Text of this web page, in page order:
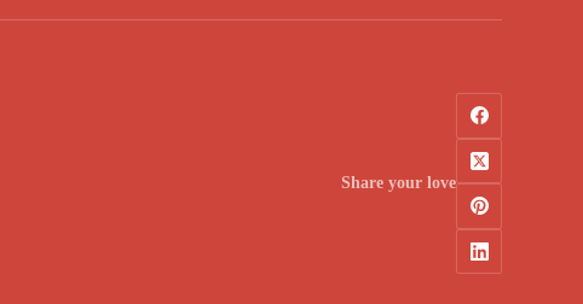
Share your love